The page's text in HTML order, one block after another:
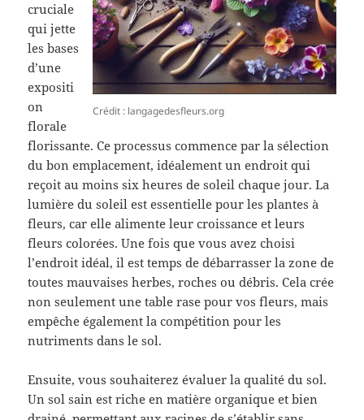
Crédit : langagedesfleurs.org
cruciale
qui jette
les bases
d’une
expositi
on
florale
florissante. Ce processus commence par la sélection
du bon emplacement, idéalement un endroit qui
reçoit au moins six heures de soleil chaque jour. La
lumière du soleil est essentielle pour les plantes à
fleurs, car elle alimente leur croissance et leurs
fleurs colorées. Une fois que vous avez choisi
l’endroit idéal, il est temps de débarrasser la zone de
toutes mauvaises herbes, roches ou débris. Cela crée
non seulement une table rase pour vos fleurs, mais
empêche également la compétition pour les
nutriments dans le sol.
Ensuite, vous souhaiterez évaluer la qualité du sol.
Un sol sain est riche en matière organique et bien